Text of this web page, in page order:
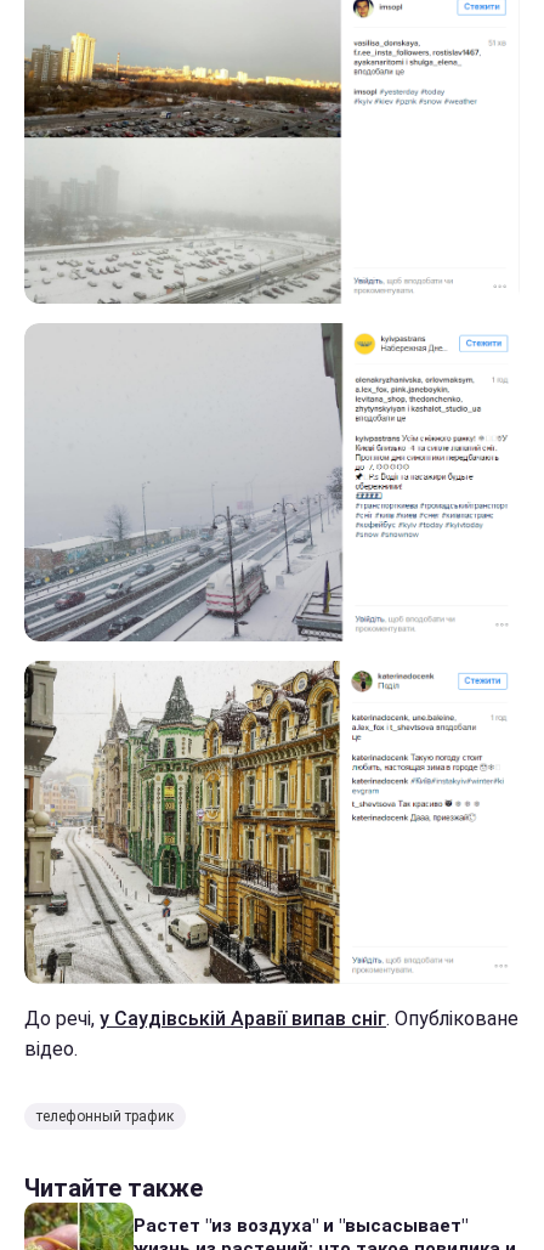
До речі, у Саудівській Аравії випав сніг. Опубліковане
відео.
телефонный трафик
Читайте также
Растет "из воздуха" и "высасывает"